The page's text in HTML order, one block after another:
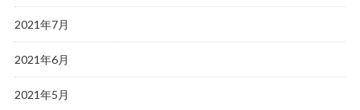
2021年7月
2021年6月
2021年5月